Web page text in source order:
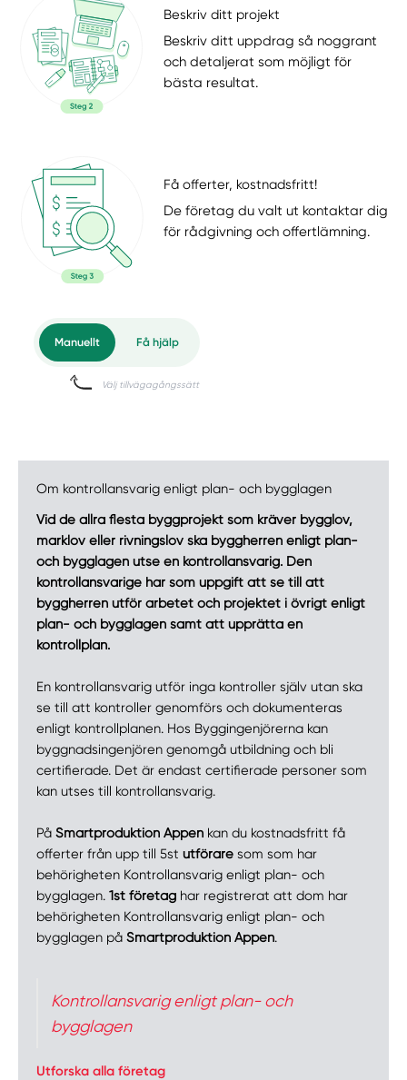
Beskriv ditt projekt
Beskriv ditt uppdrag så noggrant
och detaljerat som möjligt för
bästa resultat.
Få offerter, kostnadsfritt!
De företag du valt ut kontaktar dig
för rådgivning och offertlämning.
Manuellt Få hjälp
Om kontrollansvarig enligt plan- och bygglagen
Vid de allra flesta byggprojekt som kräver bygglov,
marklov eller rivningslov ska byggherren enligt plan-
och bygglagen utse en kontrollansvarig. Den
kontrollansvarige har som uppgift att se till att
byggherren utför arbetet och projektet i övrigt enligt
plan- och bygglagen samt att upprätta en
kontrollplan.
En kontrollansvarig utför inga kontroller själv utan ska
se till att kontroller genomförs och dokumenteras
enligt kontrollplanen. Hos Byggingenjörerna kan
byggnadsingenjören genomgå utbildning och bli
certifierade. Det är endast certifierade personer som
kan utses till kontrollansvarig.
PåSmartproduktion Appen kan du kostnadsfritt få
offerter från upp till 5stutförare som som har
behörigheten Kontrollansvarig enligt plan- och
bygglagen.1st företag har registrerat att dom har
behörigheten Kontrollansvarig enligt plan- och
bygglagen påSmartproduktion Appen.
Kontrollansvarig enligt plan- och
bygglagen
Utforska alla företag